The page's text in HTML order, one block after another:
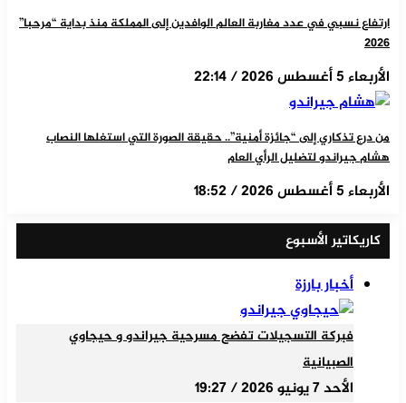
ارتفاع نسبي في عدد مغاربة العالم الوافدين إلى المملكة منذ بداية “مرحبا”
2026
الأربعاء 5 أغسطس 2026 / 22:14
من درع تذكاري إلى “جائزة أمنية”.. حقيقة الصورة التي استغلها النصاب
هشام جيراندو لتضليل الرأي العام
الأربعاء 5 أغسطس 2026 / 18:52
كاريكاتير الأسبوع
أخبار بارزة
فبركة التسجيلات تفضح مسرحية جيراندو و حيجاوي
الصبيانية
الأحد 7 يونيو 2026 / 19:27